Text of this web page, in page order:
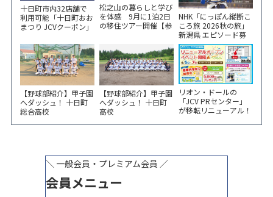
十日町市内32店舗で
利用可能「十日町おお
まつり JCVクーポン」
い！
松之山の暮らしと学び
を体感 9月に1泊2日
の移住ツアー開催【参
NHK「にっぽん縦断こ
ころ旅 2026秋の旅」
新潟県 エピソード募
集中！
【野球部紹介】甲子園
へダッシュ！ 十日町
総合高校
【野球部紹介】甲子園
へダッシュ！ 十日町
高校
リオン・ドールの
「JCV PRセンター」
が移転リニューアル！
ベント開催